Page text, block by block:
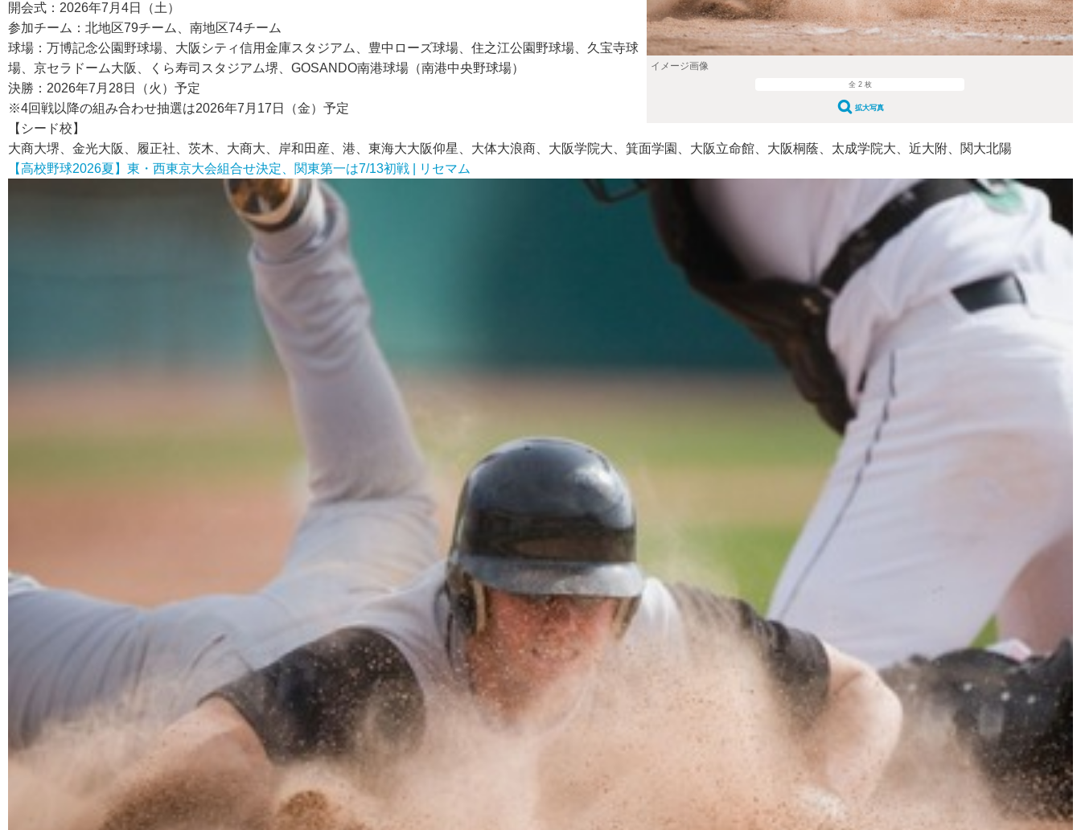
イメージ画像
全 2 枚
拡大写真
開会式：2026年7月4日（土）
参加チーム：北地区79チーム、南地区74チーム
球場：万博記念公園野球場、大阪シティ信用金庫スタジアム、豊中ローズ球場、住之江公園野球場、久宝寺球
場、京セラドーム大阪、くら寿司スタジアム堺、GOSANDO南港球場（南港中央野球場）
決勝：2026年7月28日（火）予定
※4回戦以降の組み合わせ抽選は2026年7月17日（金）予定
【シード校】
大商大堺、金光大阪、履正社、茨木、大商大、岸和田産、港、東海大大阪仰星、大体大浪商、大阪学院大、箕面学園、大阪立命館、大阪桐蔭、太成学院大、近大附、関大北陽
【高校野球2026夏】東・西東京大会組合せ決定、関東第一は7/13初戦 | リセマム